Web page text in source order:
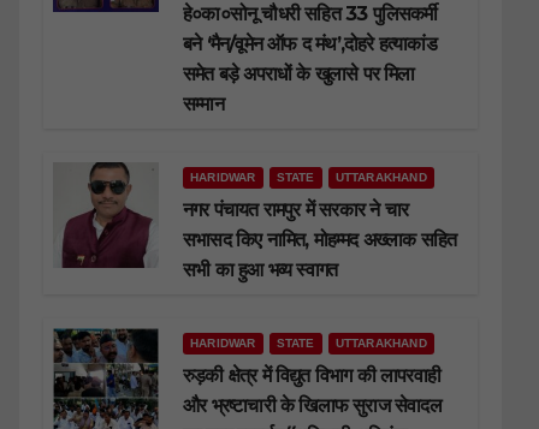
हे०का०सोनू चौधरी सहित 33 पुलिसकर्मी
बने ‘मैन/वूमेन ऑफ द मंथ’,दोहरे हत्याकांड
समेत बड़े अपराधों के खुलासे पर मिला
सम्मान
HARIDWAR STATE UTTARAKHAND
नगर पंचायत रामपुर में सरकार ने चार
सभासद किए नामित, मोहम्मद अख्लाक सहित
सभी का हुआ भव्य स्वागत
HARIDWAR STATE UTTARAKHAND
रुड़की क्षेत्र में विद्युत विभाग की लापरवाही
और भ्रष्टाचारी के खिलाफ सुराज सेवादल